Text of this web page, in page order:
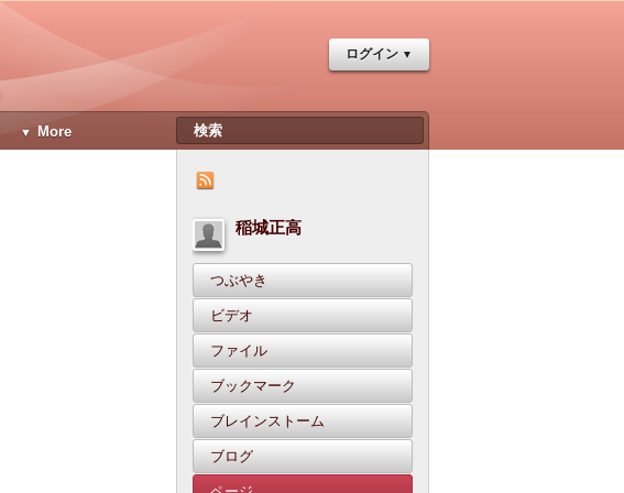
ログイン
More
稲城正高
つぶやき
ビデオ
ファイル
ブックマーク
ブレインストーム
ブログ